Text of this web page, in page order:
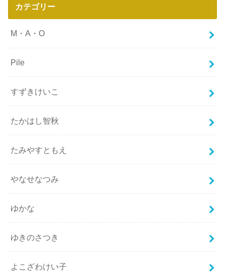
カテゴリー
M・A・O
Pile
すずきけいこ
たかはし智秋
たみやすともえ
やなせなつみ
ゆかな
ゆきのさつき
よこざわけい子